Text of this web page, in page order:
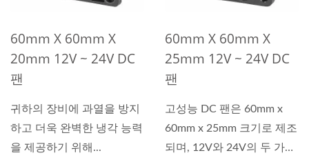
60mm X 60mm X
20mm 12V ~ 24V DC
팬
귀하의 장비에 과열을 방지
하고 더욱 완벽한 냉각 능력
을 제공하기 위해...
60mm X 60mm X
25mm 12V ~ 24V DC
팬
고성능 DC 팬은 60mm x
60mm x 25mm 크기로 제조
되며, 12V와 24V의 두 가지